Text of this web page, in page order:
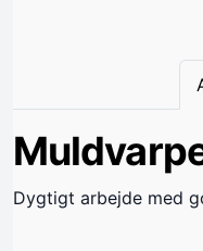
Dygtigt arbejde med